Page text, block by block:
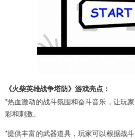
《火柴英雄战争塔防》游戏亮点：
*热血激动的战斗氛围和奋斗音乐，让玩
彩和刺激。
*提供丰富的武器道具，玩家可以根据战